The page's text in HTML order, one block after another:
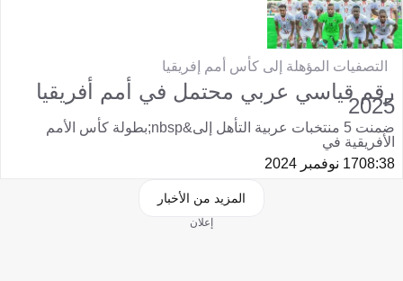
التصفيات المؤهلة إلى كأس أمم إفريقيا
رقم قياسي عربي محتمل في أمم أفريقيا
2025
ضمنت 5 منتخبات عربية التأهل إلى&nbsp;بطولة كأس الأمم
الأفريقية في
08:3817 نوفمبر 2024
المزيد من الأخبار
إعلان